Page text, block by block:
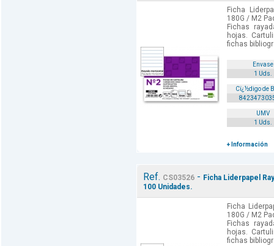
Ficha
180G / M2
Fichas
hojas.
fichas
Envase
1 Uds.
Cï¿½digo de
UMV
1 Uds.
+ Información
Ref. CS03526- Ficha Liderpapel
100 Unidades.
Ficha
180G / M2
Fichas
hojas.
fichas